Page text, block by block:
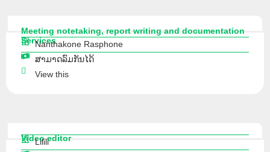
Meeting notetaking, report writing and documentation
Services
Nanthakone Rasphone
ສາມາດລົມກັນໄດ້
View this
Video editor
Lilili